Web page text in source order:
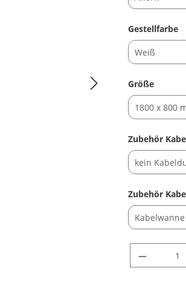
Gestellfarbe
Größe
Zubehör
Zubehör
Produkt